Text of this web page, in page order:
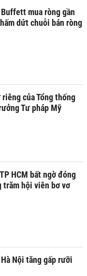
mua ròng gần
dứt chuỗi bán ròng
của Tổng thống
Tư pháp Mỹ
HCM bất ngờ đóng
trăm hội viên bơ vơ
Nội tăng gấp rưỡi